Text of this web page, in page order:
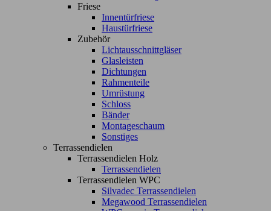
Friese
Innentürfriese
Haustürfriese
Zubehör
Lichtausschnittgläser
Glasleisten
Dichtungen
Rahmenteile
Umrüstung
Schloss
Bänder
Montageschaum
Sonstiges
Terrassendielen
Terrassendielen Holz
Terrassendielen
Terrassendielen WPC
Silvadec Terrassendielen
Megawood Terrassendielen